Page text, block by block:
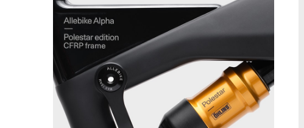
dämpare från
Öhlins